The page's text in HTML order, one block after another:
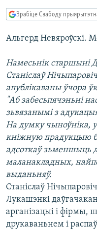
галоўнай
навігацыі
Перайсьці
пошуку
ЭКАНОМІКА
ВАЙНА
ПАЛІТВЯЗЬНІ
КУЛЬТУРА
КАЛЯНДАР
ПАДКАСТЫ
КНІГІ
PREMIUM
МОВА
НА ХВАЛЯХ СВАБОДЫ
ПАДКАСТЫ
FACEBOOK
САЧЫЦЕ ЗА АБНАЎЛЕНЬНЯМІ
Усе сайты РС/РСЭ
Зрабіце Свабоду
Альгерд Невяроўскі.
Намесьнік старшыні
Станіслаў
апублікаваны ўчора
"Аб забесьпячэньні
зьвязанымі з
На думку чыноўніка,
кніжную прадукцыю
адсоткаў зьменшыць
маланакладных,
выданьняў.
Станіслаў
Лукашэнкі
арганізацыі і
друкаваньнем і